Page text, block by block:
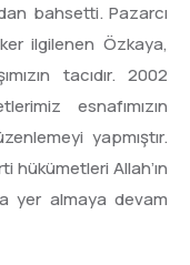
bahsetti. Pazarcı
ilgilenen Özkaya,
tacıdır. 2002
esnafımızın
yapmıştır.
hükümetleri Allah’ın
yer almaya devam